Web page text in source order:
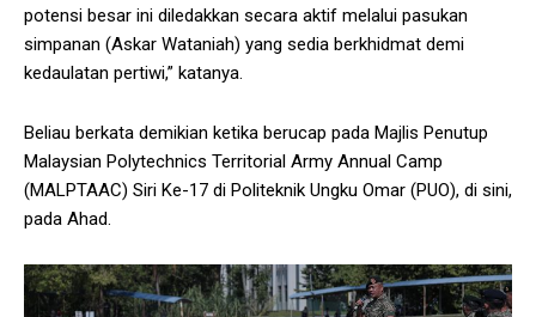
potensi besar ini diledakkan secara aktif melalui pasukan
simpanan (Askar Wataniah) yang sedia berkhidmat demi
kedaulatan pertiwi,” katanya.
Beliau berkata demikian ketika berucap pada Majlis Penutup
Malaysian Polytechnics Territorial Army Annual Camp
(MALPTAAC) Siri Ke-17 di Politeknik Ungku Omar (PUO), di sini,
pada Ahad.